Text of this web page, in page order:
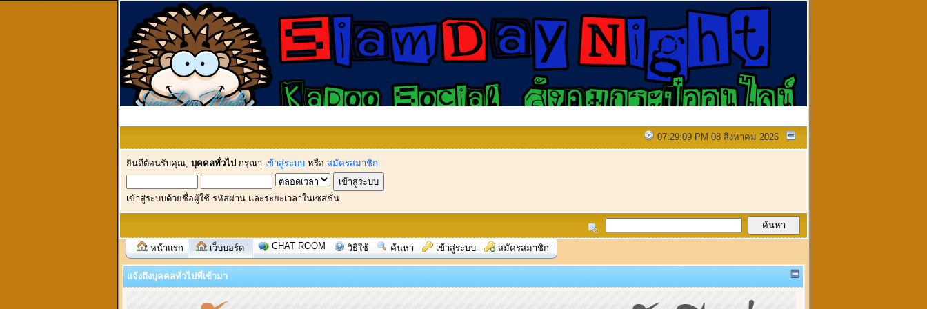
07:29:09 PM 08 สิงหาคม 2026
ยินดีต้อนรับคุณ, บุคคลทั่วไป กรุณา เข้าสู่ระบบ หรือ สมัครสมาชิก
เข้าสู่ระบบด้วยชื่อผู้ใช้ รหัสผ่าน และระยะเวลาในเซสชั่น
หน้าแรก เว็บบอร์ด CHAT ROOM วิธีใช้ ค้นหา เข้าสู่ระบบ สมัครสมาชิก
แจ้งถึงบุคคลทั่วไปที่เข้ามา